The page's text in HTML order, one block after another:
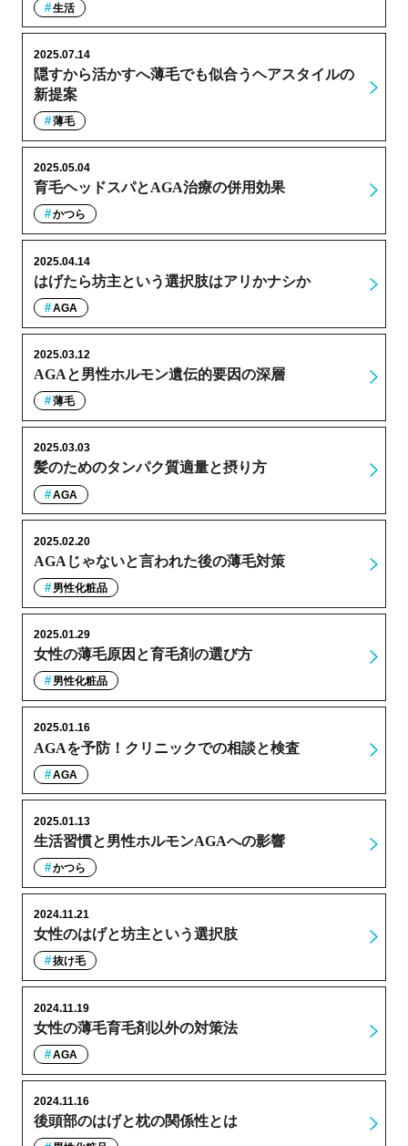
生活
隠すから活かすへ薄毛でも似合うヘアスタイルの
新提案
2025.07.14
薄毛
育毛ヘッドスパとAGA治療の併用効果
2025.05.04
かつら
はげたら坊主という選択肢はアリかナシか
2025.04.14
AGA
AGAと男性ホルモン遺伝的要因の深層
2025.03.12
薄毛
髪のためのタンパク質適量と摂り方
2025.03.03
AGA
AGAじゃないと言われた後の薄毛対策
2025.02.20
男性化粧品
女性の薄毛原因と育毛剤の選び方
2025.01.29
男性化粧品
AGAを予防！クリニックでの相談と検査
2025.01.16
AGA
生活習慣と男性ホルモンAGAへの影響
2025.01.13
かつら
女性のはげと坊主という選択肢
2024.11.21
抜け毛
女性の薄毛育毛剤以外の対策法
2024.11.19
AGA
後頭部のはげと枕の関係性とは
2024.11.16